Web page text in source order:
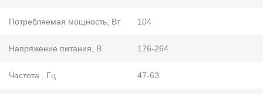
Потребляемая мощность, Вт 104
Напряжение питания, В 176-264
Частота , Гц 47-63